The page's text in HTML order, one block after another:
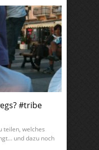
#tribe
teilen, welches
und dazu noch